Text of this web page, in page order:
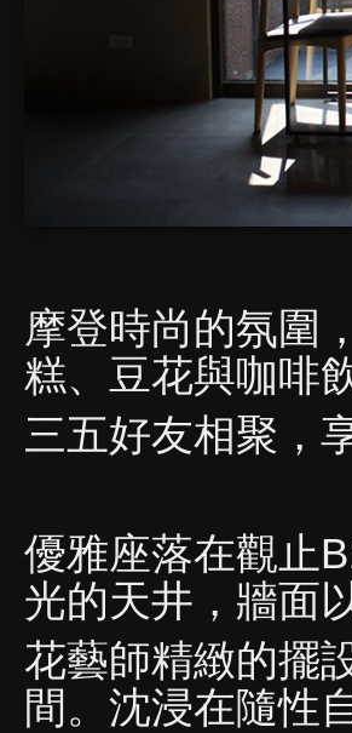
摩登時尚的氛圍
糕、豆花與咖啡
三五好友相聚，
優雅座落在觀止
光的天井，牆面
花藝師精緻的擺
間。沈浸在隨性